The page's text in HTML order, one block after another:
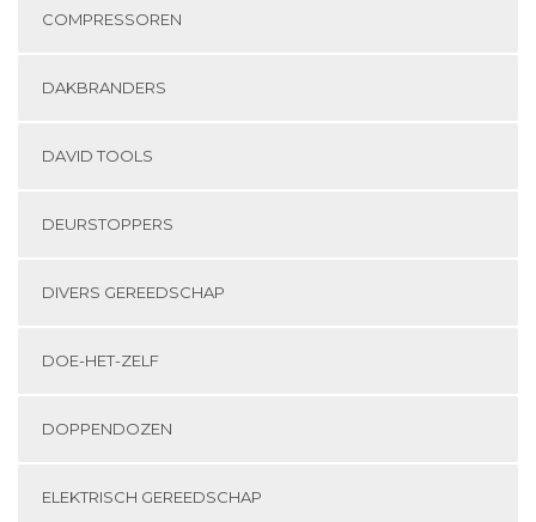
COMPRESSOREN
DAKBRANDERS
DAVID TOOLS
DEURSTOPPERS
DIVERS GEREEDSCHAP
DOE-HET-ZELF
DOPPENDOZEN
ELEKTRISCH GEREEDSCHAP